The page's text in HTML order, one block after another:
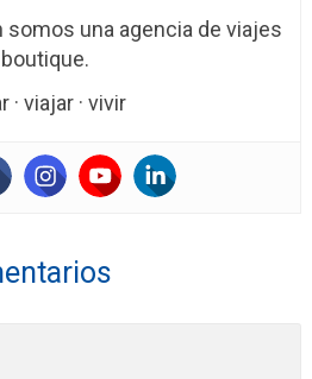
somos una agencia de viajes
boutique.
· viajar · vivir